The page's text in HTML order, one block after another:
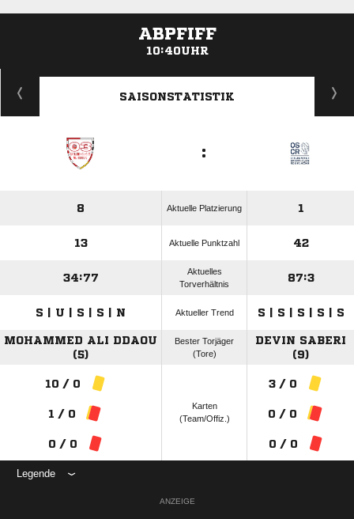
ABPFIFF
10:40UHR
ANZEIGE
SAISONSTATISTIK
:
8 Aktuelle Platzierung 1
13 Aktuelle Punktzahl 42
34:77
Aktuelles
Torverhältnis
87:3
S | U | S | S | N Aktueller Trend S | S | S | S | S
MOHAMMED ALI DDAOU
(5)
Bester Torjäger
(Tore)
DEVIN SABERI
(9)
10 / 0
1 / 0
0 / 0
Karten
(Team/Offiz.)
3 / 0
0 / 0
0 / 0
Legende
ANZEIGE